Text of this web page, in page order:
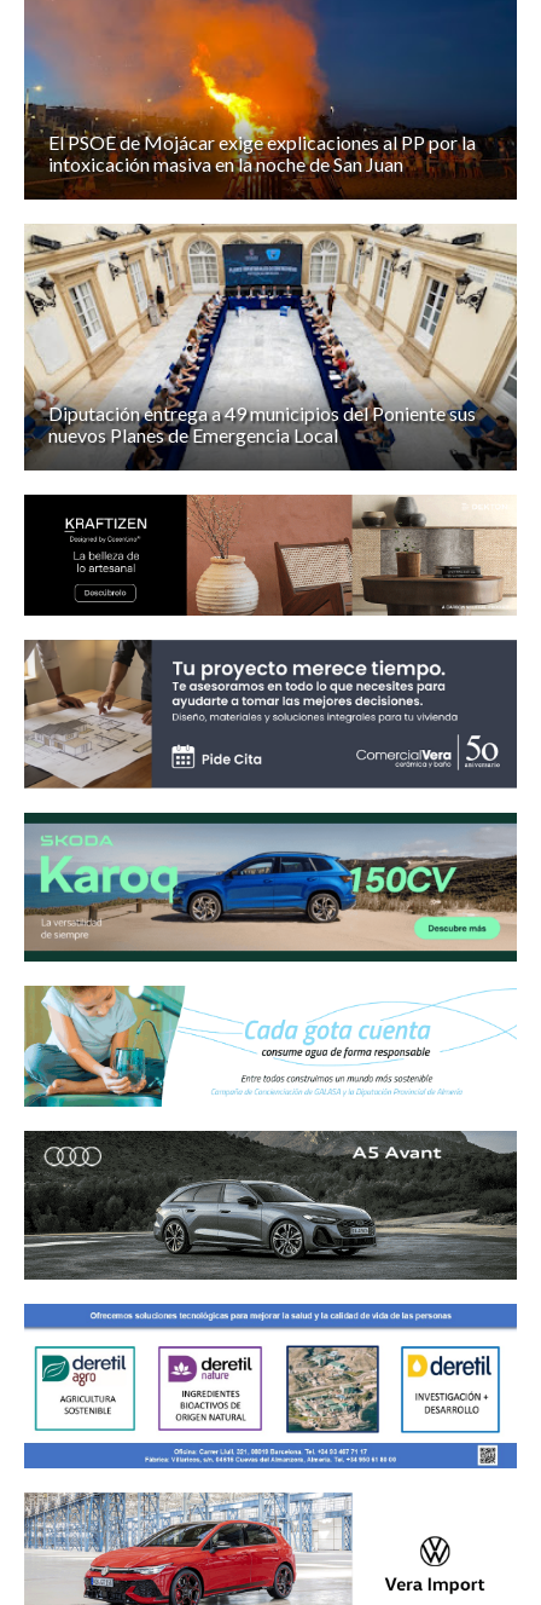
El PSOE de Mojácar exige explicaciones al PP por la
intoxicación masiva en la noche de San Juan
Diputación entrega a 49 municipios del Poniente sus
nuevos Planes de Emergencia Local